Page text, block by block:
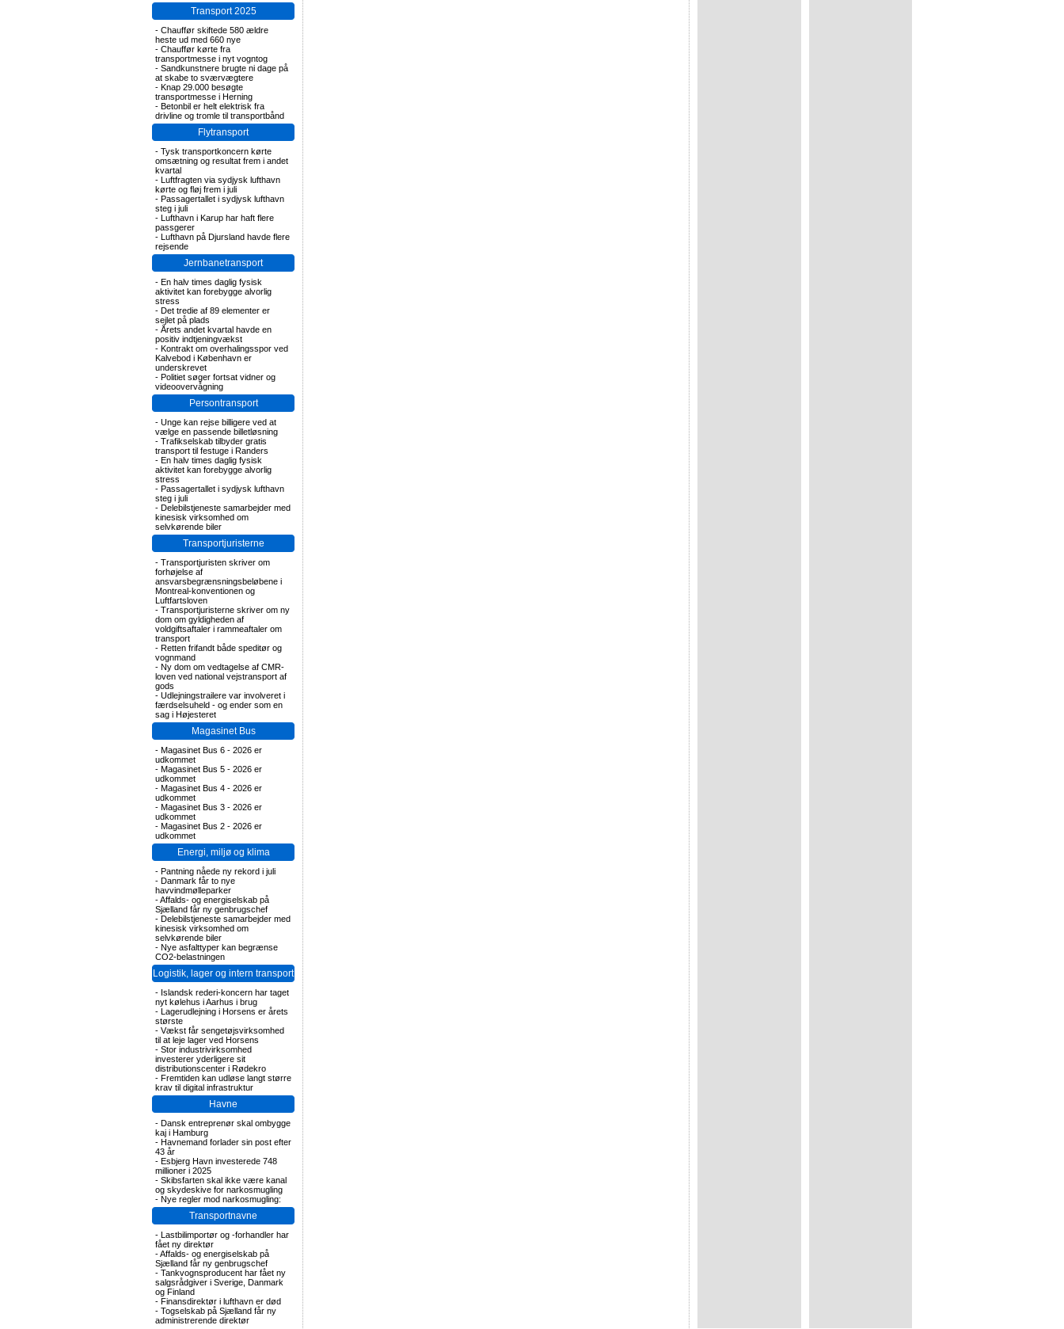
Transport 2025
- Chauffør skiftede 580 ældre
heste ud med 660 nye
- Chauffør kørte fra
transportmesse i nyt vogntog
- Sandkunstnere brugte ni dage på
at skabe to sværvægtere
- Knap 29.000 besøgte
transportmesse i Herning
- Betonbil er helt elektrisk fra
drivline og tromle til transportbånd
Flytransport
- Tysk transportkoncern kørte
omsætning og resultat frem i andet
kvartal
- Luftfragten via sydjysk lufthavn
kørte og fløj frem i juli
- Passagertallet i sydjysk lufthavn
steg i juli
- Lufthavn i Karup har haft flere
passgerer
- Lufthavn på Djursland havde flere
rejsende
Jernbanetransport
- En halv times daglig fysisk
aktivitet kan forebygge alvorlig
stress
- Det tredie af 89 elementer er
sejlet på plads
- Årets andet kvartal havde en
positiv indtjeningvækst
- Kontrakt om overhalingsspor ved
Kalvebod i København er
underskrevet
- Politiet søger fortsat vidner og
videoovervågning
Persontransport
- Unge kan rejse billigere ved at
vælge en passende billetløsning
- Trafikselskab tilbyder gratis
transport til festuge i Randers
- En halv times daglig fysisk
aktivitet kan forebygge alvorlig
stress
- Passagertallet i sydjysk lufthavn
steg i juli
- Delebilstjeneste samarbejder med
kinesisk virksomhed om
selvkørende biler
Transportjuristerne
- Transportjuristen skriver om
forhøjelse af
ansvarsbegrænsningsbeløbene i
Montreal-konventionen og
Luftfartsloven
- Transportjuristerne skriver om ny
dom om gyldigheden af
voldgiftsaftaler i rammeaftaler om
transport
- Retten frifandt både speditør og
vognmand
- Ny dom om vedtagelse af CMR-
loven ved national vejstransport af
gods
- Udlejningstrailere var involveret i
færdselsuheld - og ender som en
sag i Højesteret
Magasinet Bus
- Magasinet Bus 6 - 2026 er
udkommet
- Magasinet Bus 5 - 2026 er
udkommet
- Magasinet Bus 4 - 2026 er
udkommet
- Magasinet Bus 3 - 2026 er
udkommet
- Magasinet Bus 2 - 2026 er
udkommet
Energi, miljø og klima
- Pantning nåede ny rekord i juli
- Danmark får to nye
havvindmølleparker
-Affalds- og energiselskab på
Sjælland får ny genbrugschef
- Delebilstjeneste samarbejder med
kinesisk virksomhed om
selvkørende biler
- Nye asfalttyper kan begrænse
CO2-belastningen
Logistik, lager og intern transport
- Islandsk rederi-koncern har taget
nyt kølehus i Aarhus i brug
- Lagerudlejning i Horsens er årets
største
- Vækst får sengetøjsvirksomhed
til at leje lager ved Horsens
- Stor industrivirksomhed
investerer yderligere sit
distributionscenter i Rødekro
- Fremtiden kan udløse langt større
krav til digital infrastruktur
Havne
- Dansk entreprenør skal ombygge
kaj i Hamburg
- Havnemand forlader sin post efter
43 år
- Esbjerg Havn investerede 748
millioner i 2025
- Skibsfarten skal ikke være kanal
og skydeskive for narkosmugling
- Nye regler mod narkosmugling:
Transportnavne
- Lastbilimportør og -forhandler har
fået ny direktør
-Affalds- og energiselskab på
Sjælland får ny genbrugschef
- Tankvognsproducent har fået ny
salgsrådgiver i Sverige, Danmark
og Finland
- Finansdirektør i lufthavn er død
- Togselskab på Sjælland får ny
administrerende direktør